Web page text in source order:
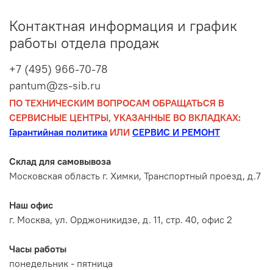
Контактная информация и график
работы отдела продаж
+7 (495) 966-70-78
pantum@zs-sib.ru
ПО ТЕХНИЧЕСКИМ ВОПРОСАМ ОБРАЩАТЬСЯ В
СЕРВИСНЫЕ ЦЕНТРЫ, УКАЗАННЫЕ ВО ВКЛАДКАХ:
Гарантийная политика ИЛИ СЕРВИС И РЕМОНТ
Склад для самовывоза
Московская область г. Химки, Транспортный проезд, д.7
Наш офис
г. Москва, ул. Орджоникидзе, д. 11, стр. 40, офис 2
Часы работы
понедельник - пятница